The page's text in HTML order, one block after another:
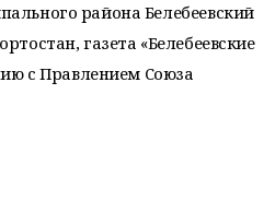
района Белебеевский
газета «Белебеевские
с Правлением Союза